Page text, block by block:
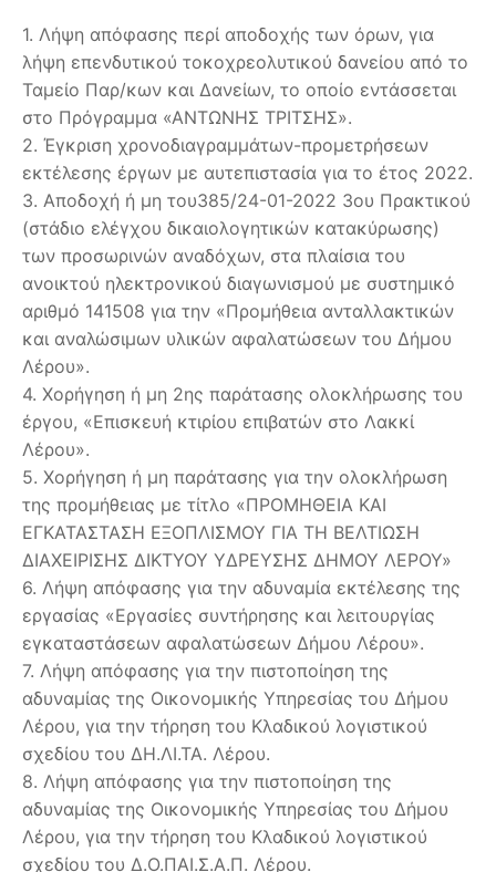
1. Λήψη απόφασης περί αποδοχής των όρων, για
λήψη επενδυτικού τοκοχρεολυτικού δανείου από το
Ταμείο Παρ/κων και Δανείων, το οποίο εντάσσεται
στο Πρόγραμμα «ΑΝΤΩΝΗΣ ΤΡΙΤΣΗΣ».
2. Έγκριση χρονοδιαγραμμάτων-προμετρήσεων
εκτέλεσης έργων με αυτεπιστασία για το έτος 2022.
3. Αποδοχή ή μη του385/24-01-2022 3ου Πρακτικού
(στάδιο ελέγχου δικαιολογητικών κατακύρωσης)
των προσωρινών αναδόχων, στα πλαίσια του
ανοικτού ηλεκτρονικού διαγωνισμού με συστημικό
αριθμό 141508 για την «Προμήθεια ανταλλακτικών
και αναλώσιμων υλικών αφαλατώσεων του Δήμου
Λέρου».
4. Χορήγηση ή μη 2ης παράτασης ολοκλήρωσης του
έργου, «Επισκευή κτιρίου επιβατών στο Λακκί
Λέρου».
5. Χορήγηση ή μη παράτασης για την ολοκλήρωση
της προμήθειας με τίτλο «ΠΡΟΜΗΘΕΙΑ ΚΑΙ
ΕΓΚΑΤΑΣΤΑΣΗ ΕΞΟΠΛΙΣΜΟΥ ΓΙΑ ΤΗ ΒΕΛΤΙΩΣΗ
ΔΙΑΧΕΙΡΙΣΗΣ ΔΙΚΤΥΟΥ ΥΔΡΕΥΣΗΣ ΔΗΜΟΥ ΛΕΡΟΥ»
6. Λήψη απόφασης για την αδυναμία εκτέλεσης της
εργασίας «Εργασίες συντήρησης και λειτουργίας
εγκαταστάσεων αφαλατώσεων Δήμου Λέρου».
7. Λήψη απόφασης για την πιστοποίηση της
αδυναμίας της Οικονομικής Υπηρεσίας του Δήμου
Λέρου, για την τήρηση του Κλαδικού λογιστικού
σχεδίου του ΔΗ.ΛΙ.ΤΑ. Λέρου.
8. Λήψη απόφασης για την πιστοποίηση της
αδυναμίας της Οικονομικής Υπηρεσίας του Δήμου
Λέρου, για την τήρηση του Κλαδικού λογιστικού
σχεδίου του Δ.Ο.ΠΑΙ.Σ.Α.Π. Λέρου.